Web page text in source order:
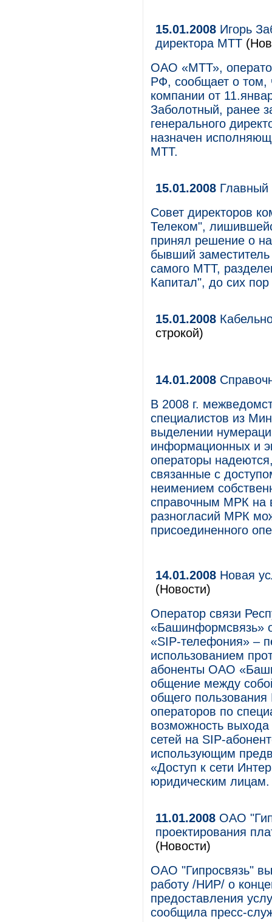
15.01.2008 Игорь
директора МТТ
ОАО «МТТ»,
РФ, сообщает о том,
компании от
Заболотный, ранее
генерального
назначен
МТТ.
15.01.2008
Совет директоров
Телеком",
принял решение о
бывший
самого МТТ,
Капитал", до сих
15.01.2008
строкой)
14.01.2008
В 2008 г.
специалистов из
выделении
информационных и
операторы
связанные с
неимением
справочным МРК на
разногласий МРК
присоединенного
14.01.2008 Новая
(Новости)
Оператор связи
«Башинформсвязь»
«SIP-телефония» –
использованием
абоненты ОАО
общение между
общего
операторов по
возможность
сетей на SIP-
использующим
«Доступ к сети
юридическим лицам.
11.01.2008 ОАО
проектирования
(Новости)
ОАО "Гипросвязь"
работу /НИР/ о
предоставления
сообщила пресс-